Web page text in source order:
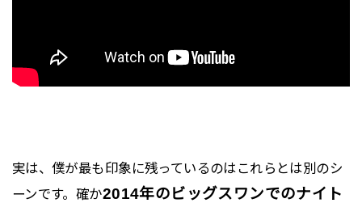
実は、僕が最も印象に残っているのはこれらとは別のシ
ーンです。確か2014年のビッグスワンでのナイト